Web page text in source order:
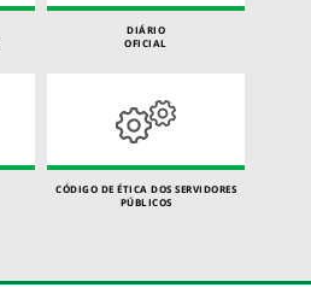
DIÁRIO
OFICIAL
CÓDIGO DE ÉTICA DOS SERVIDORES
PÚBLICOS